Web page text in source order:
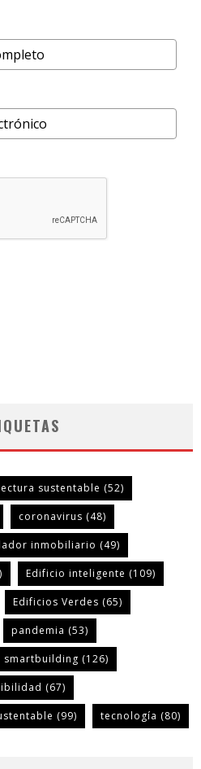
sustentable (52)
coronavirus (48)
inmobiliario (49)
Edificio inteligente (109)
Edificios Verdes (65)
pandemia (53)
smartbuilding (126)
(67)
(99) tecnología (80)